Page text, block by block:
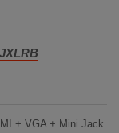
+ VGA + Mini Jack